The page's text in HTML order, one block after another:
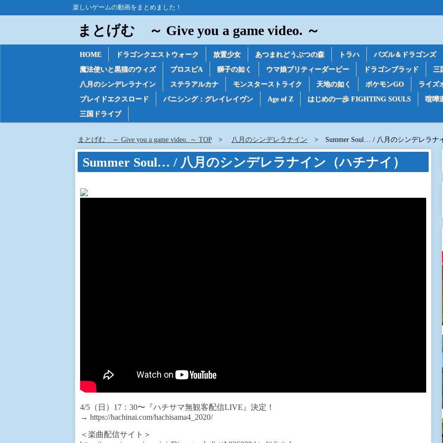
楽しいゲームの動画をまとめました！
まとげむ ～ Give you a game video. ～
HOME ドラゴンクエストウォーク 放置少女 あつまれどうぶつの森 トラハ
パズル＆ドラゴンズ
魔法使いと黒猫のウィズ
プロスピA 獅子の如く ウマ娘プリティーダービー ドラゴンブラッド
三
八月のシンデレラナイン
ステラアルカナ モンスターストライク 天地の如く ポケモンGO
ライズ
ブレイドエクスロード
パニシング：グレイレイヴン Age of Z はじめの一歩 FIGHTING SOULS
喧嘩
三国ドライブ
まとげむ ～ Give you a game video. ～ TOP 八月のシンデレラナイン Summer Soul… / 八月のシンデレラナ
Summer Soul… / 八月のシンデレラナイン（ハチナイ）
4/5（日）17：30〜『ハチサマ無観客配信LIVE』決定！
→ https://hachinai.com/hachisama4_2020/
＜楽曲配信サイト＞